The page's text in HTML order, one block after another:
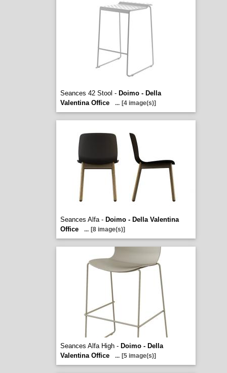
Seances 42 Stool - Doimo - Della
Valentina Office
... [4 image(s)]
Seances Alfa - Doimo - Della Valentina
Office
... [8 image(s)]
Seances Alfa High - Doimo - Della
Valentina Office
... [5 image(s)]